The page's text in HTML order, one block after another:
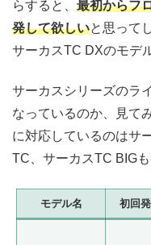
らすると、 最初からフ
発して欲しいと思って
サーカスTC DXのモデ
サーカスシリーズのラ
なっているのか、見て
に対応しているのはサ
TC、サーカスTC BIG
モデル名 初回